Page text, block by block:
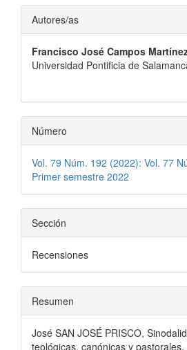
Contenido
principal
del
Autores/as
Francisco José Campos
Universidad Pontificia de
Número
Vol. 79 Núm. 192 (2022): Vol. 77
Primer semestre 2022
Sección
Recensiones
Resumen
José SAN JOSÉ PRISCO,
teológicas, canónicas y